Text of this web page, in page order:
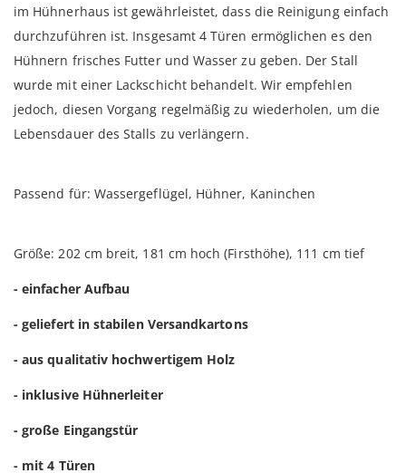
im Hühnerhaus ist gewährleistet, dass die Reinigung einfach
durchzuführen ist. Insgesamt 4 Türen ermöglichen es den
Hühnern frisches Futter und Wasser zu geben. Der Stall
wurde mit einer Lackschicht behandelt. Wir empfehlen
jedoch, diesen Vorgang regelmäßig zu wiederholen, um die
Lebensdauer des Stalls zu verlängern.
Passend für: Wassergeflügel, Hühner, Kaninchen
Größe: 202 cm breit, 181 cm hoch (Firsthöhe), 111 cm tief
- einfacher Aufbau
- geliefert in stabilen Versandkartons
- aus qualitativ hochwertigem Holz
- inklusive Hühnerleiter
- große Eingangstür
- mit 4 Türen